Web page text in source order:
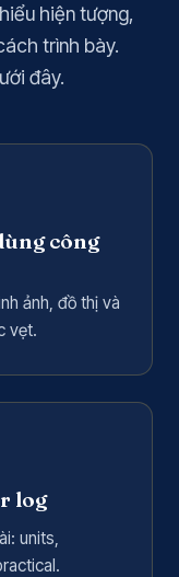
hiện tượng,
trình bày.
đây.
công
ảnh, đồ thị và
vẹt.
log
units,